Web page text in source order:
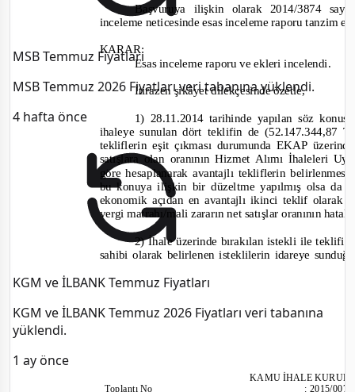
MSB Temmuz Fiyatları
MSB Temmuz 2026 Fiyatları veri tabanına yüklendi.
4 hafta önce
KGM ve İLBANK Temmuz Fiyatları
KGM ve İLBANK Temmuz 2026 Fiyatları veri tabanına
yüklendi.
1 ay önce
Başvuruya ilişkin olarak 2014/3874
inceleme neticesinde esas inceleme raporu tanzim
KARAR:
Esas inceleme raporu ve ekleri incelendi.
İtirazen şikâyet dilekçesinde özetle,
1) 28.11.2014 tarihinde yapılan söz
ihaleye sunulan dört teklifin de (52.147.344,87
tekliflerin eşit çıkması durumunda EKAP
satışlara olan oranının Hizmet Alımı İhaleleri
göre hesaplanarak avantajlı tekliflerin
bu konuya ilişkin bir düzeltme yapılmış olsa
ekonomik açıdan en avantajlı ikinci teklif olarak
vergi matrahı/mali zararın net satışlar oranının
2) İhale üzerinde bırakılan istekli ile teklifi
sahibi olarak belirlenen isteklilerin idareye
KAMU İHALE
ToplantıNo :2015/007